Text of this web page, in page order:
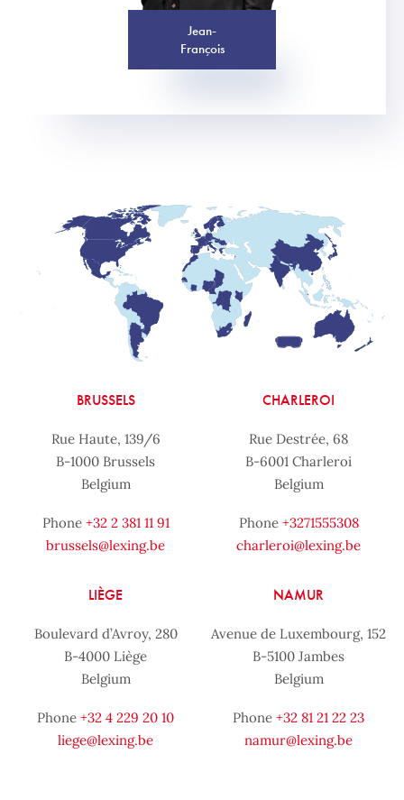
Jean-
François
BRUSSELS
Rue Haute, 139/6
B-1000 Brussels
Belgium
Phone +32 2 381 11 91
brussels@lexing.be
CHARLEROI
Rue Destrée, 68
B-6001 Charleroi
Belgium
Phone +3271555308
charleroi@lexing.be
LIÈGE
Boulevard d’Avroy, 280
B-4000 Liège
Belgium
Phone +32 4 229 20 10
liege@lexing.be
NAMUR
Avenue de Luxembourg, 152
B-5100 Jambes
Belgium
Phone +32 81 21 22 23
namur@lexing.be